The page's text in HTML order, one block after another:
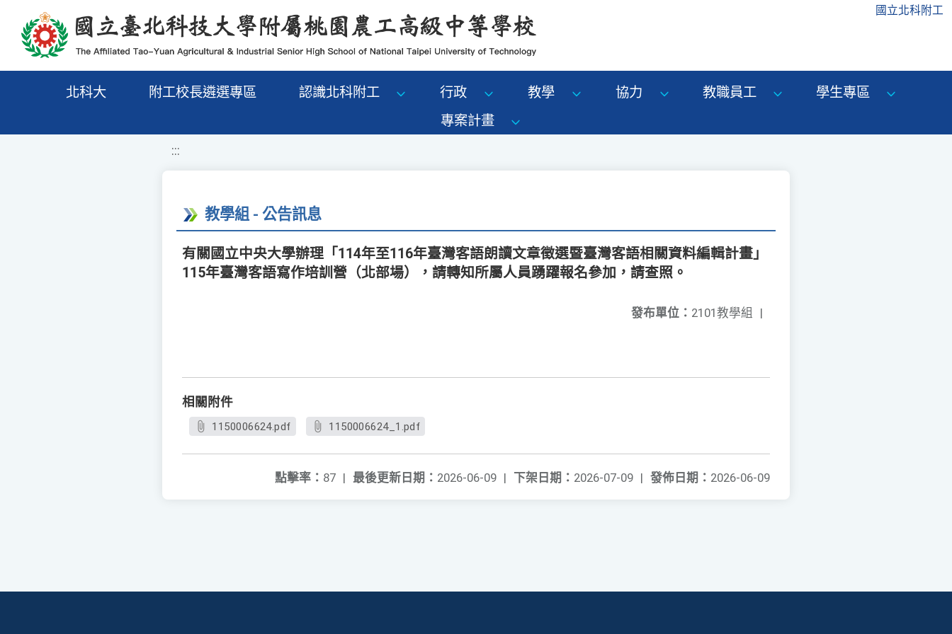
移至網頁之主要內容區位置 國立北科附工
北科大 附工校長遴選專區 認識北科附工 行政 教學 協力 教職員工
學生專區
專案計畫
:::
教學組 - 公告訊息
有關國立中央大學辦理「114年至116年臺灣客語朗讀文章徵選暨臺灣客語相關資料編輯計畫」
115年臺灣客語寫作培訓營（北部場），請轉知所屬人員踴躍報名參加，請查照。
發布單位： 2101教學組 |
相關附件
1150006624.pdf 1150006624_1.pdf
發佈日期： 2026-06-09
下架日期： 2026-07-09 |
最後更新日期： 2026-06-09 |
點擊率： 87 |